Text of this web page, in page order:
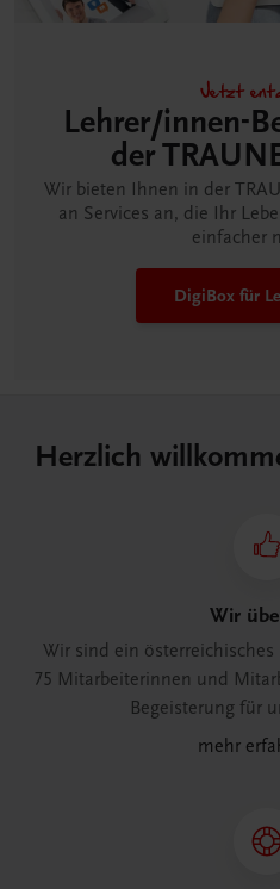
Jetzt
Lehrer/innen-
der
Wir bieten Ihnen in der
an Services an, die Ihr
einfacher
DigiBox für
Herzlich
Wir
Wir sind ein
75 Mitarbeiterinnen und
Begeisterung für
mehr